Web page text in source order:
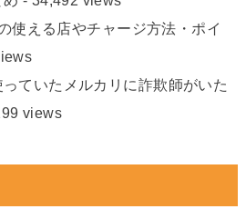
使える店やチャージ方法・ポイ
っていたメルカリに詐欺師がいた
views